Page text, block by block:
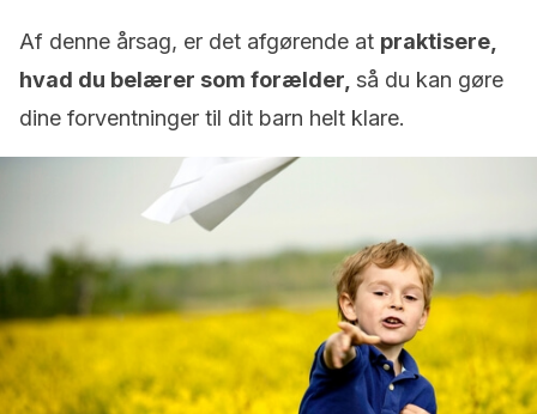
Af denne årsag, er det afgørende at praktisere,
hvad du belærer som forælder, så du kan gøre
dine forventninger til dit barn helt klare.